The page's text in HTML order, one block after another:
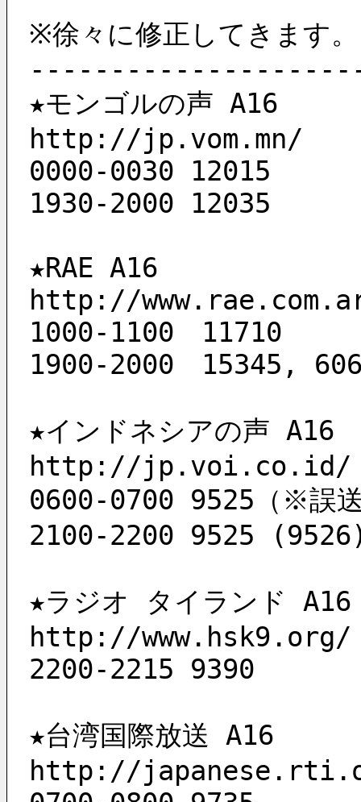
※徐々に修正してきます。
★モンゴルの声 A16
http://jp.vom.mn/
0000-0030 12015
1930-2000 12035
★RAE A16
http://
1000-1100　11710
1900-2000　15345,
★インドネシアの声 A16
http://jp.voi.co.id/
0600-0700 9525（※誤
2100-2200 9525
★ラジオ タイランド A16
http://www.hsk9.org/
2200-2215 9390
★台湾国際放送 A16
http://